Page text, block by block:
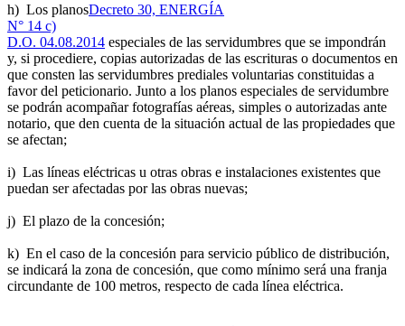
h) Los planosDecreto 30, ENERGÍA
N° 14 c)
D.O. 04.08.2014 especiales de las servidumbres que se impondrán
y, si procediere, copias autorizadas de las escrituras o documentos en
que consten las servidumbres prediales voluntarias constituidas a
favor del peticionario. Junto a los planos especiales de servidumbre
se podrán acompañar fotografías aéreas, simples o autorizadas ante
notario, que den cuenta de la situación actual de las propiedades que
se afectan;
i) Las líneas eléctricas u otras obras e instalaciones existentes que
puedan ser afectadas por las obras nuevas;
j) El plazo de la concesión;
k) En el caso de la concesión para servicio público de distribución,
se indicará la zona de concesión, que como mínimo será una franja
circundante de 100 metros, respecto de cada línea eléctrica.